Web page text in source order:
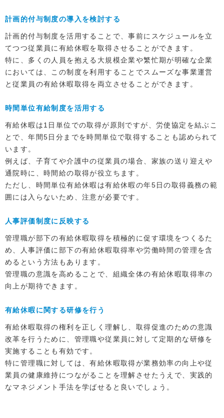
計画的付与制度の導入を検討する
計画的付与制度を活用することで、事前にスケジュールを立
てつつ従業員に有給休暇を取得させることができます。
特に、多くの人員を抱える大規模企業や繁忙期が明確な企業
においては、この制度を利用することでスムーズな事業運営
と従業員の有給休暇取得を両立させることができます。
時間単位有給制度を活用する
有給休暇は1日単位での取得が原則ですが、労使協定を結ぶこ
とで、年間5日分までを時間単位で取得することも認められて
います。
例えば、子育てや介護中の従業員の場合、家族の送り迎えや
通院時に、時間給の取得が役立ちます。
ただし、時間単位有給休暇は有給休暇の年5日の取得義務の範
囲には入らないため、注意が必要です。
人事評価制度に反映する
管理職が部下の有給休暇取得を積極的に促す環境をつくるた
め、人事評価に部下の有給休暇取得率や労働時間の管理を含
めるという方法もあります。
管理職の意識を高めることで、組織全体の有給休暇取得率の
向上が期待できます。
有給休暇に関する研修を行う
有給休暇取得の権利を正しく理解し、取得促進のための意識
改革を行うために、管理職や従業員に対して定期的な研修を
実施することも有効です。
特に管理職に対しては、有給休暇取得が業務効率の向上や従
業員の健康維持につながることを理解させたうえで、実践的
なマネジメント手法を学ばせると良いでしょう。